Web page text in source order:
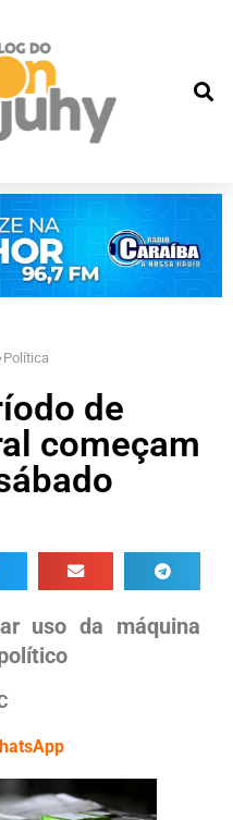
Política
de
começam
uso da máquina